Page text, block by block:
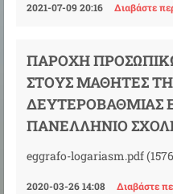
2021-07-09 20:16 Διαβάστε
ΠΑΡΟΧΉ
ΣΤΟΥΣ ΜΑΘΗΤΈΣ
ΔΕΥΤΕΡΟΒΆΘΜΙΑΣ
ΠΑΝΕΛΛΉΝΙΟ
eggrafo-logariasm.pdf
2020-03-26 14:08 Διαβάστε